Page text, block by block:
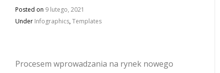
Posted on 9 lutego, 2021
Under Infographics,Templates
Procesem wprowadzania na rynek nowego